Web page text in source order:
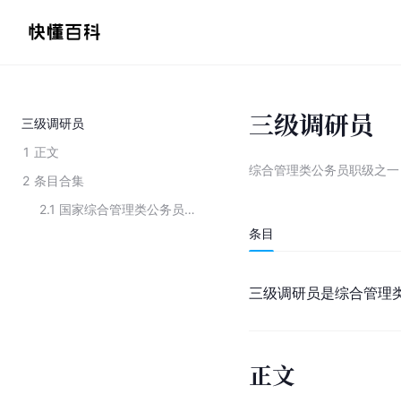
三级调研员
1 正文
2 条目合集
2.1
国家综合管理类公务员职级序列
三级调研员
综合管理类公务员职级之一
条目
三级调研员是综合管理
正文